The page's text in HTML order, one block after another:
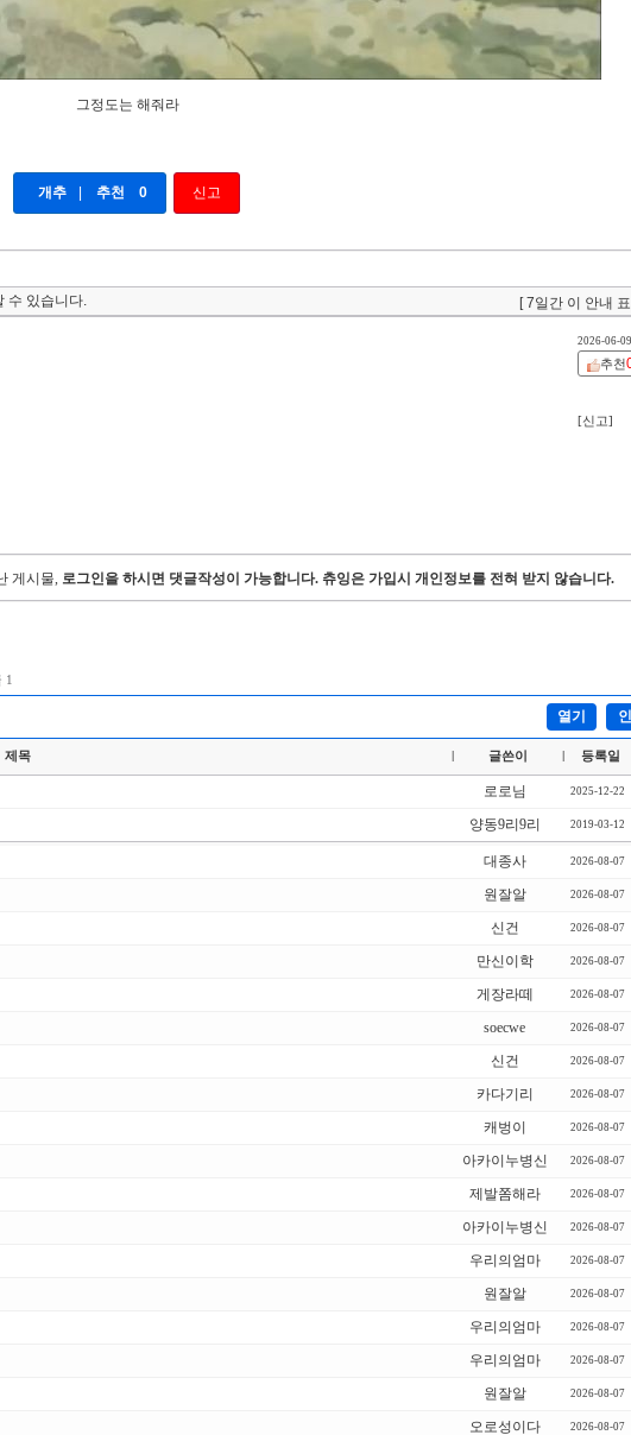
그정도는 해줘라
개추 추천 0 신고
수 있습니다. [ 7일간 이 안내
2026-06-
추천
[신고]
게시물, 로그인을 하시면 댓글작성이 가능합니다. 츄잉은 가입시 개인정보를 전혀 받지 않습니다.
1
열기
제목 글쓴이 등록일
로로님 2025-12-22
양동9리9리 2019-03-12
대종사 2026-08-07
원잘알 2026-08-07
신건 2026-08-07
만신이학 2026-08-07
게장라떼 2026-08-07
soecwe 2026-08-07
신건 2026-08-07
카다기리 2026-08-07
캐벙이 2026-08-07
아카이누병신 2026-08-07
제발쫌해라 2026-08-07
아카이누병신 2026-08-07
우리의엄마 2026-08-07
원잘알 2026-08-07
우리의엄마 2026-08-07
우리의엄마 2026-08-07
원잘알 2026-08-07
오로성이다 2026-08-07